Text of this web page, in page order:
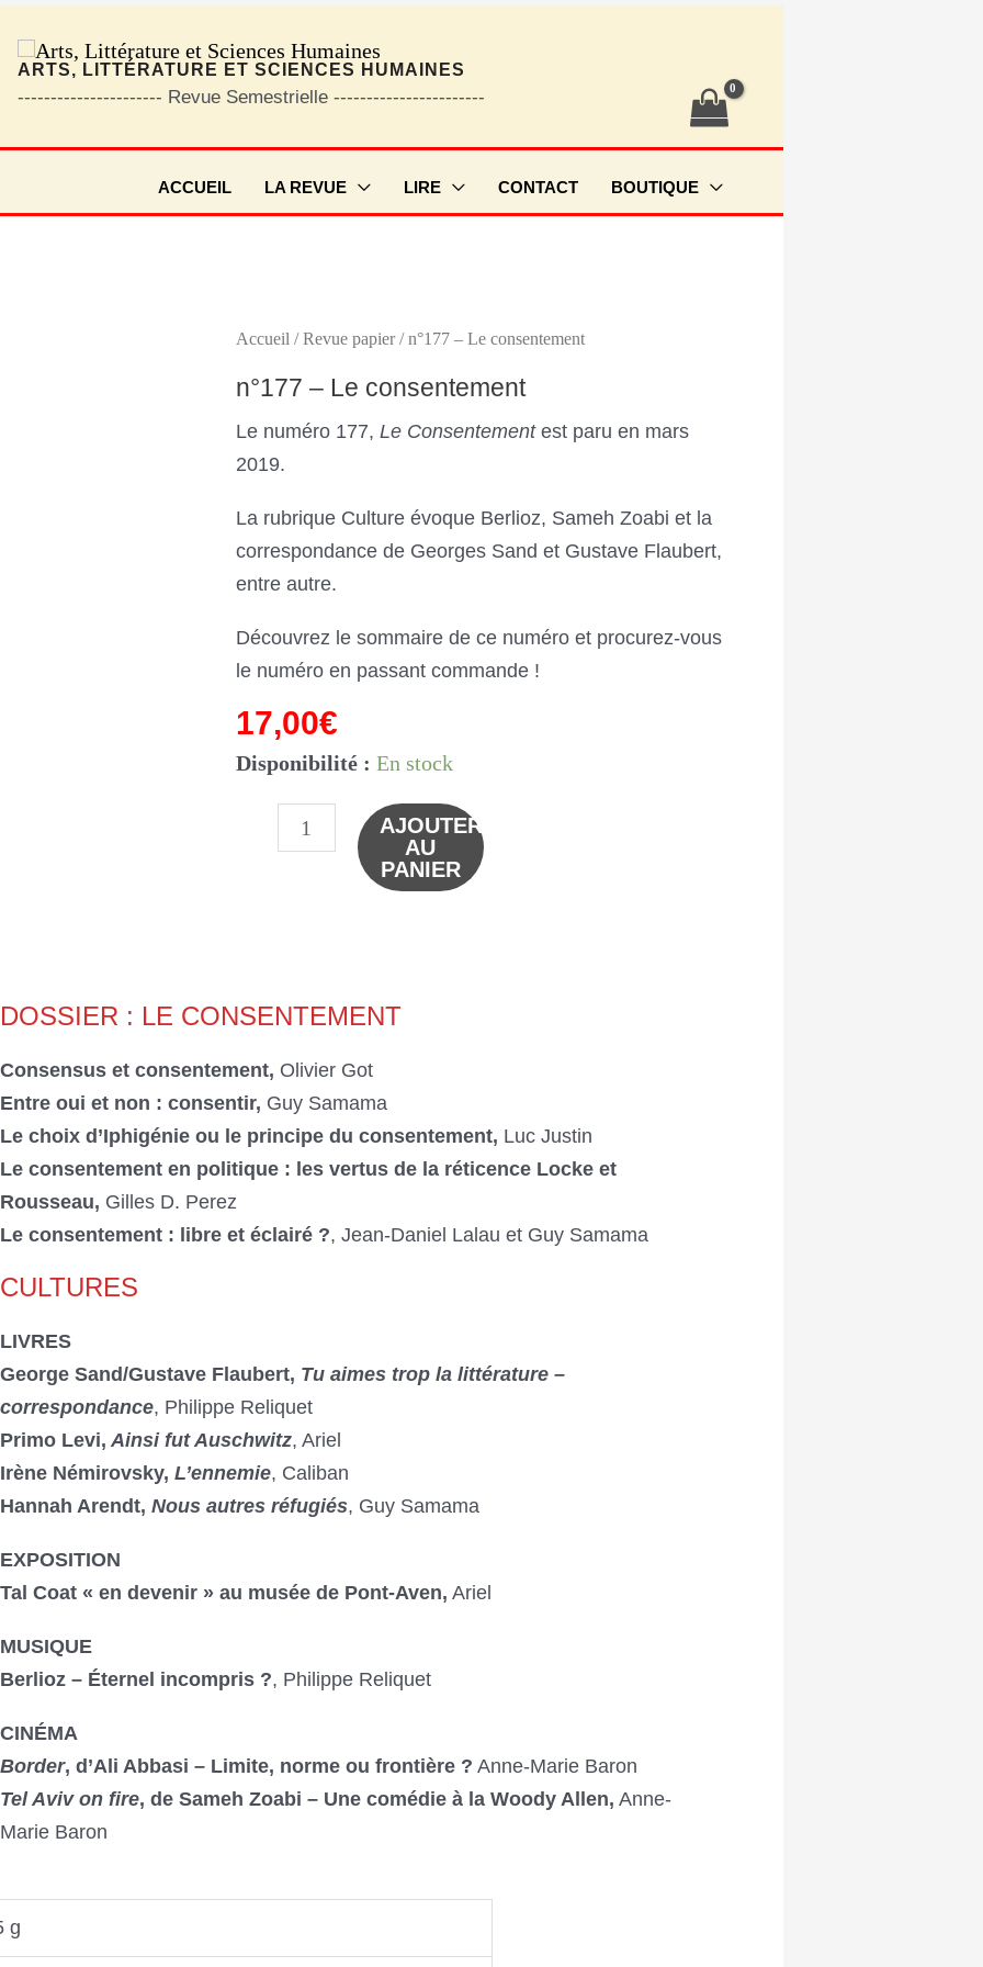
ARTS, LITTÉRATURE ET SCIENCES HUMAINES
---------------------- Revue Semestrielle -----------------------
ACCUEIL LA REVUE LIRE CONTACT BOUTIQUE
Accueil /Revue papier/ n°177 – Le consentement
n°177 – Le consentement
Le numéro 177, Le Consentementest paru en mars
2019.
La rubrique Culture évoque Berlioz, Sameh Zoabi et la
correspondance de Georges Sand et Gustave Flaubert,
entre autre.
Découvrez le sommaire de ce numéro et procurez-vous
le numéro en passant commande !
17,00€
Disponibilité : En stock
quantité
AJOUTER
AU
PANIER
DOSSIER : LE CONSENTEMENT
Consensus et consentement, Olivier Got
Entre oui et non : consentir, Guy Samama
Le choix d’Iphigénie ou le principe du consentement, Luc Justin
Le consentement en politique : les vertus de la réticence Locke et
Rousseau, Gilles D. Perez
Le consentement : libre et éclairé ?, Jean-Daniel Lalau et Guy Samama
CULTURES
LIVRES
George Sand/Gustave Flaubert, Tu aimes trop la littérature –
correspondance, Philippe Reliquet
Primo Levi, Ainsi fut Auschwitz, Ariel
Irène Némirovsky, L’ennemie, Caliban
Hannah Arendt, Nous autres réfugiés, Guy Samama
EXPOSITION
Tal Coat « en devenir » au musée de Pont-Aven, Ariel
MUSIQUE
Berlioz – Éternel incompris ?, Philippe Reliquet
CINÉMA
Border, d’Ali Abbasi – Limite, norme ou frontière ? Anne-Marie Baron
Tel Aviv on fire, de Sameh Zoabi – Une comédie à la Woody Allen, Anne-
Marie Baron
g